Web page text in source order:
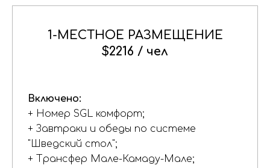
1-МЕСТНОЕ РАЗМЕЩЕНИЕ
$2216 / чел
Включено:
+ Номер SGL комфорт;
+ Завтраки и обеды по системе
"Шведский стол";
+ Трансфер Мале-Камаду-Мале;